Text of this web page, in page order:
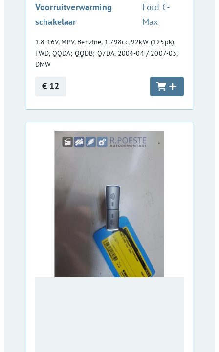
Voorruitverwarming
schakelaar
:Ford C-
Max
1.8 16V, MPV, Benzine, 1.798cc, 92kW (125pk),
FWD, QQDA; QQDB; Q7DA, 2004-04 / 2007-03,
DMW
€ 12